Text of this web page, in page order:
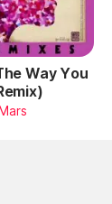
Way You